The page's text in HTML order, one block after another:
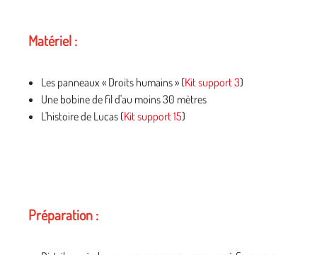
Matériel :
Les panneaux « Droits humains » (Kit support 3)
Une bobine de fil d'au moins 30 mètres
L'histoire de Lucas (Kit support 15)
Préparation :